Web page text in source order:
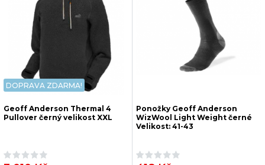
DOPRAVA ZDARMA!
Geoff Anderson Thermal 4
Pullover černý velikost XXL
Ponožky Geoff Anderson
WizWool Light Weight černé
Velikost: 41-43